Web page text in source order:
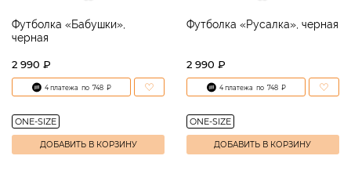
Футболка «Бабушки»,
черная
2 990 ₽
4 платежа по 748 ₽
ONE-SIZE
ДОБАВИТЬ В КОРЗИНУ
Футболка «Русалка», черная
2 990 ₽
4 платежа по 748 ₽
ONE-SIZE
ДОБАВИТЬ В КОРЗИНУ